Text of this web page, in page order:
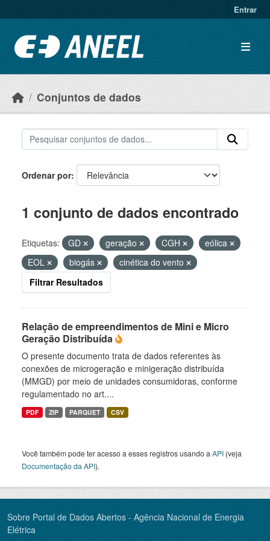
Entrar
Conjuntos de dados
Ordenar por
1 conjunto de dados encontrado
Etiquetas: GD geração CGH
eólica
EOL
biogás
cinética do vento
Filtrar Resultados
Relação de empreendimentos de Mini e Micro
Geração Distribuída
O presente documento trata de dados referentes às
conexões de microgeração e minigeração distribuída
(MMGD) por meio de unidades consumidoras, conforme
regulamentado no art....
PDF ZIP PARQUET CSV
Você também pode ter acesso a esses registros usando a API (veja
Documentação da API).
Sobre Portal de Dados Abertos - Agência Nacional de Energia
Elétrica